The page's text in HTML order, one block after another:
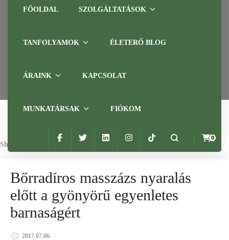
FŐOLDAL SZOLGÁLTATÁSOK
TANFOLYAMOK ÉLETERŐ BLOG
ÁRAINK KAPCSOLAT
MUNKATÁRSAK FIÓKOM
0
nyaralás
Showing: 1 RESULTS
ÉLETERŐ STÚDIÓ
KALMÁR MÁRIA GYÓGYMASSZŐR
BŐRRADÍR
Bőrradíros masszázs nyaralás
előtt a gyönyörű egyenletes
barnaságért
2017.07.06.